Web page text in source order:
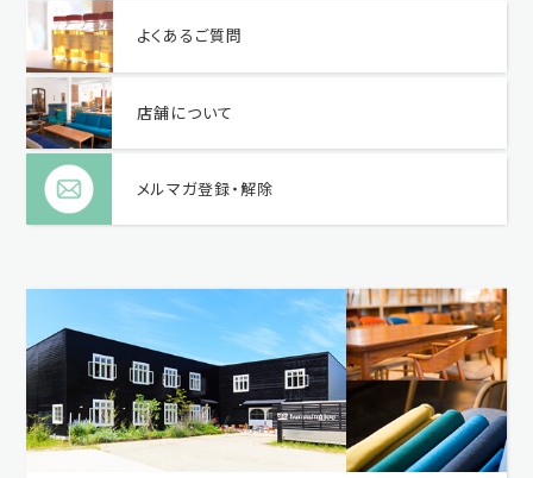
よくあるご質問
店舗について
メルマガ登録・解除